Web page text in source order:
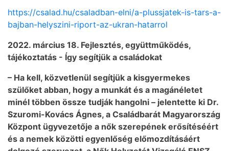
https://csalad.hu/csaladban-elni/a-plussjatek-is-tars-a-
bajban-helyszini-riport-az-ukran-hatarrol
2022. március 18. Fejlesztés, együttműködés,
tájékoztatás - Így segítjük a családokat
– Ha kell, közvetlenül segítjük a kisgyermekes
szülőket abban, hogy a munkát és a magánéletet
minél többen össze tudják hangolni – jelentette ki Dr.
Szuromi-Kovács Ágnes, a Családbarát Magyarország
Központ ügyvezetője a nők szerepének erősítéséért
és a nemek közötti egyenlőség előmozdításáért